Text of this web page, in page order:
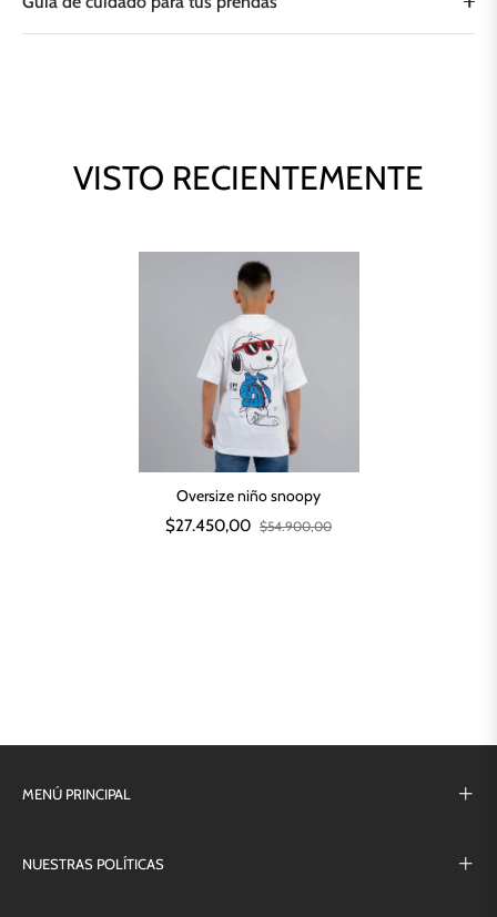
VISTO RECIENTEMENTE
Oversize niño snoopy
$27.450,00 $54.900,00
MENÚ PRINCIPAL
NUESTRAS POLÍTICAS